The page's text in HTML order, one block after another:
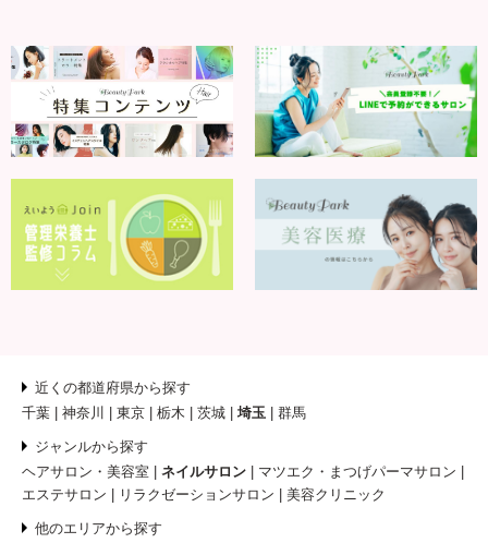
近くの都道府県から探す
千葉
神奈川 東京 栃木 茨城 埼玉 群馬
ジャンルから探す
ヘアサロン・美容室
ネイルサロン
マツエク・まつげパーマサロン
エステサロン
リラクゼーションサロン 美容クリニック
他のエリアから探す